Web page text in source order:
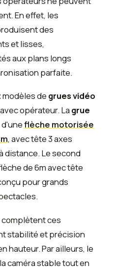
En effet, les
des
et lisses,
aux plans longs
parfaite.
modèles de grues vidéo
opérateur. La grue
flèche motorisée
, avec tête 3 axes
distance. Le second
de 6m avec tête
pour grands
complètent ces
stabilité et précision
hauteur. Par ailleurs, le
caméra stable tout en